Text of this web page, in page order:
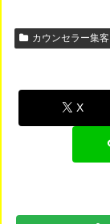
カウンセラー集客
X